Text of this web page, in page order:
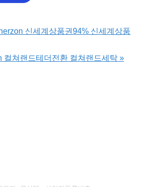
신세계상품권94% 신세계상품
컬쳐랜드테더전환 컬쳐랜드세탁 »